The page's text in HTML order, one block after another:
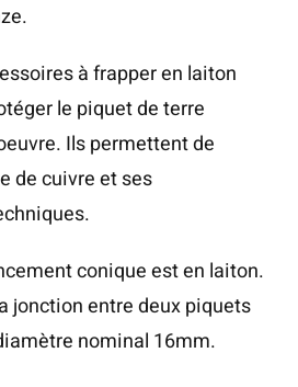
à frapper en laiton
le piquet de terre
Ils permettent de
de cuivre et ses
conique est en laiton.
jonction entre deux piquets
nominal 16mm.